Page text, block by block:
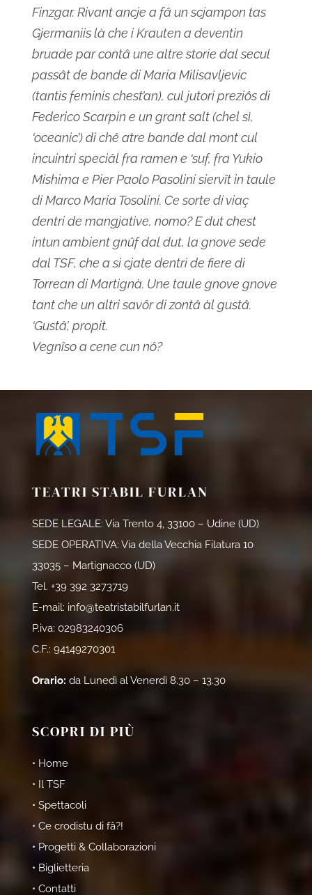
Finzgar. Rivant ancje a fâ un scjampon tas
Gjermaniis là che i Krauten a deventin
bruade par contâ une altre storie dal secul
passât de bande di Maria Milisavljevic
(tantis feminis chest’an), cul jutori preziôs di
Federico Scarpin e un grant salt (chel sì,
‘oceanic’) di chê atre bande dal mont cul
incuintri speciâl fra ramen e ‘suf, fra Yukio
Mishima e Pier Paolo Pasolini siervît in taule
di Marco Maria Tosolini. Ce sorte di viaç
dentri de mangjative, nomo? E dut chest
intun ambient gnûf dal dut, la gnove sede
dal TSF, che a si cjate dentri de fiere di
Torrean di Martignà. Une taule gnove gnove
tant che un altri savôr di zontâ àl gustâ.
‘Gustâ’, propit.
Vegnîso a cene cun nô?
TEATRI STABIL FURLAN
SEDE LEGALE: Via Trento 4, 33100 – Udine (UD)
SEDE OPERATIVA: Via della Vecchia Filatura 10
33035 – Martignacco (UD)
Tel. +39 392 3273719
E-mail: info@teatristabilfurlan.it
P.iva: 02983240306
C.F.: 94149270301
Orario: da Lunedì al Venerdì 8.30 – 13.30
SCOPRI DI PIÙ
• Home
• Il TSF
• Spettacoli
• Ce crodistu di fâ?!
• Progetti & Collaborazioni
• Biglietteria
• Contatti